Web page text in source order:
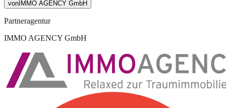
vonIMMO AGENCY GmbH
Partneragentur
IMMO AGENCY GmbH